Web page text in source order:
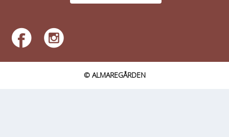
© ALMAREGÅRDEN